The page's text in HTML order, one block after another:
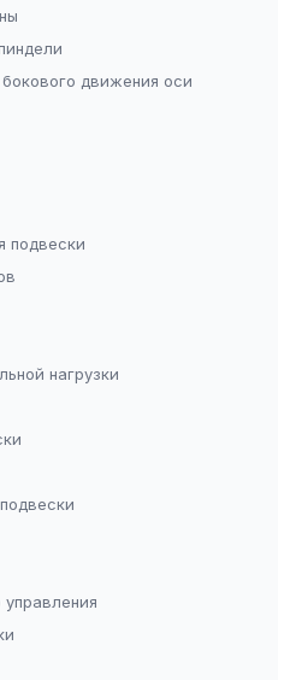
движения оси
подвески
нагрузки
управления